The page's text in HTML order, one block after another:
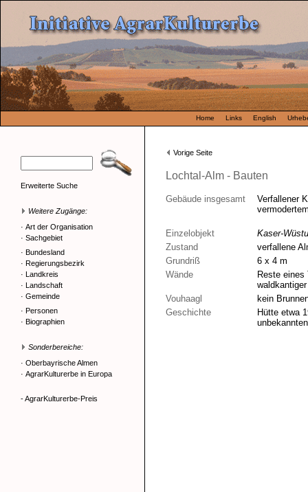
Home Links English
Erweiterte Suche
Weitere Zugänge:
· Art der Organisation
· Sachgebiet
· Bundesland
· Regierungsbezirk
· Landkreis
· Landschaft
· Gemeinde
· Personen
· Biographien
Sonderbereiche:
· Oberbayrische Almen
· AgrarKulturerbe in Europa
- AgrarKulturerbe-Preis
Vorige Seite
Lochtal-Alm - Bauten
Gebäude insgesamt
Verfallener
Einzelobjekt
Kaser-
Zustand
verfallene
Grundriß
6 x 4 m
Wände
Reste
Vouhaagl
kein
Geschichte
Hütte etwa